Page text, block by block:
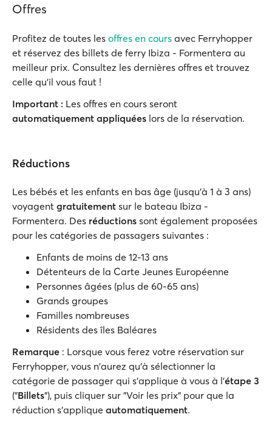
Offres
Profitez de toutes les offres en cours avec Ferryhopper
et réservez des billets de ferry Ibiza - Formentera au
meilleur prix. Consultez les dernières offres et trouvez
celle qu'il vous faut !
Important : Les offres en cours seront
automatiquement appliquées lors de la réservation.
Réductions
Les bébés et les enfants en bas âge (jusqu'à 1 à 3 ans)
voyagent gratuitement sur le bateau Ibiza -
Formentera. Des réductions sont également proposées
pour les catégories de passagers suivantes :
Enfants de moins de 12-13 ans
Détenteurs de la Carte Jeunes Européenne
Personnes âgées (plus de 60-65 ans)
Grands groupes
Familles nombreuses
Résidents des îles Baléares
Remarque : Lorsque vous ferez votre réservation sur
Ferryhopper, vous n'aurez qu'à sélectionner la
catégorie de passager qui s'applique à vous à l'étape 3
("Billets"), puis cliquer sur "Voir les prix" pour que la
réduction s'applique automatiquement.